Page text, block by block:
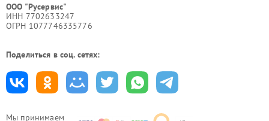
Мы принимаем
ООО "Русервис"
ИНН 7702633247
ОГРН 1077746335776
Поделиться в соц. сетях: